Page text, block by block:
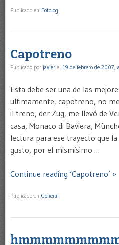
Publicado en Fotolog
Capotreno
Publicado por javier el 19 de febrero de 2007,
Esta debe ser una de las
ultimamente, capotreno, no
il treno, der Zug, me llevó de
casa, Monaco di Baviera,
lectura para ese trayecto que
gusto, por el mismísimo …
Continue reading ‘Capotreno’ »
Publicado en General